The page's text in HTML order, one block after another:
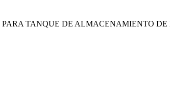
TANQUE DE ALMACENAMIENTO DE